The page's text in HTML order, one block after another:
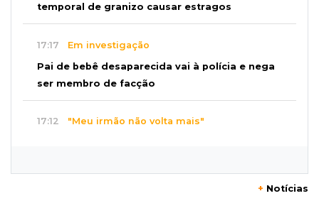
temporal de granizo causar estragos
17:17 Em investigação
Pai de bebê desaparecida vai à polícia e nega
ser membro de facção
17:12 "Meu irmão não volta mais"
+ Notícias